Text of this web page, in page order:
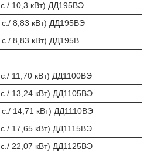
с./ 10,3 кВт) ДД195ВЭ
с./ 8,83 кВт) ДД195ВЭ
с./ 8,83 кВт) ДД195В
11,70 кВт) ДД1100ВЭ
13,24 кВт) ДД1105ВЭ
14,71 кВт) ДД1110ВЭ
17,65 кВт) ДД1115ВЭ
22,07 кВт) ДД1125ВЭ